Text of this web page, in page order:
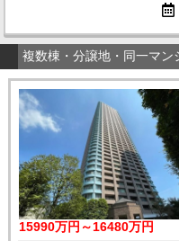
複数棟・分譲地・同一マン
15990万円～16480万円